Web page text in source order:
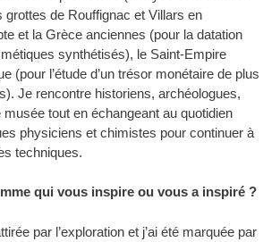
grottes de Rouffignac et Villars en
et la Grèce anciennes (pour la datation
synthétisés), le Saint-Empire
(pour l’étude d’un trésor monétaire de plus
Je rencontre historiens, archéologues,
tout en échangeant au quotidien
physiciens et chimistes pour continuer à
techniques.
qui vous inspire ou vous a inspiré ?
par l’exploration et j’ai été marquée par